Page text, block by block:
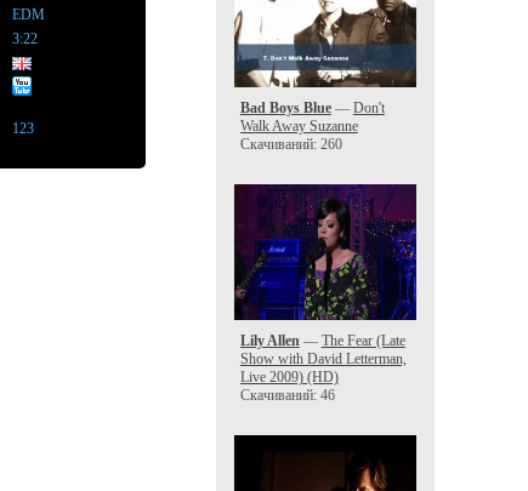
Bad Boys Blue— Don't
Walk Away Suzanne
Скачиваний: 260
Lily Allen— The Fear (Late
Show with David Letterman,
Live 2009) (HD)
Скачиваний: 46
EDM
3:22
123